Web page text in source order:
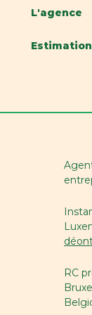
2015
L'agence
Estimation
RC